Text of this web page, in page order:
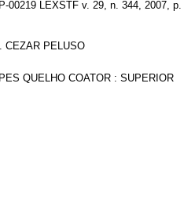
00219 LEXSTF v. 29, n. 344, 2007, p.
CEZAR PELUSO
QUELHO COATOR : SUPERIOR